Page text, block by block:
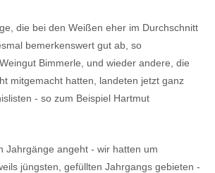
die bei den Weißen eher im Durchschnitt
bemerkenswert gut ab, so
Bimmerle, und wieder andere, die
mitgemacht hatten, landeten jetzt ganz
- so zum Beispiel Hartmut
Jahrgänge angeht - wir hatten um
jüngsten, gefüllten Jahrgangs gebieten -